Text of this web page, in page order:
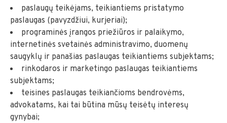
paslaugų teikėjams, teikiantiems pristatymo
paslaugas (pavyzdžiui, kurjeriai);
programinės įrangos priežiūros ir palaikymo,
internetinės svetainės administravimo, duomenų
saugyklų ir panašias paslaugas teikiantiems subjektams;
rinkodaros ir marketingo paslaugas teikiantiems
subjektams;
teisines paslaugas teikiančioms bendrovėms,
advokatams, kai tai būtina mūsų teisėtų interesų
gynybai;